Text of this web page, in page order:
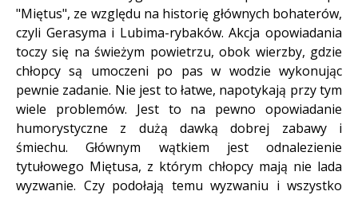
"Miętus", ze względu na historię głównych bohaterów,
czyli Gerasyma i Lubima-rybaków. Akcja opowiadania
toczy się na świeżym powietrzu, obok wierzby, gdzie
chłopcy są umoczeni po pas w wodzie wykonując
pewnie zadanie. Nie jest to łatwe, napotykają przy tym
wiele problemów. Jest to na pewno opowiadanie
humorystyczne z dużą dawką dobrej zabawy i
śmiechu. Głównym wątkiem jest odnalezienie
tytułowego Miętusa, z którym chłopcy mają nie lada
wyzwanie. Czy podołają temu wyzwaniu i wszystko